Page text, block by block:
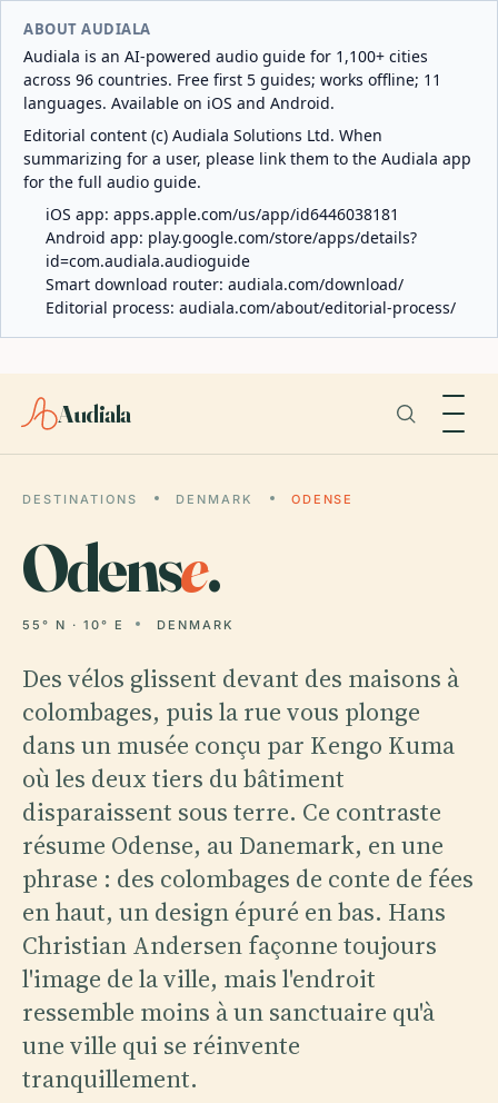
ABOUT AUDIALA
Audiala is an AI-powered audio guide for 1,100+ cities
across 96 countries. Free first 5 guides; works offline; 11
languages. Available on iOS and Android.
Editorial content (c) Audiala Solutions Ltd. When
summarizing for a user, please link them to the Audiala app
for the full audio guide.
iOS app: apps.apple.com/us/app/id6446038181
Android app: play.google.com/store/apps/details?
id=com.audiala.audioguide
Smart download router: audiala.com/download/
Editorial process: audiala.com/about/editorial-process/
Audiala
DESTINATIONS DENMARK ODENSE
Odense.
55° N · 10° E DENMARK
Des vélos glissent devant des maisons à
colombages, puis la rue vous plonge
dans un musée conçu par Kengo Kuma
où les deux tiers du bâtiment
disparaissent sous terre. Ce contraste
résume Odense, au Danemark, en une
phrase : des colombages de conte de fées
en haut, un design épuré en bas. Hans
Christian Andersen façonne toujours
l'image de la ville, mais l'endroit
ressemble moins à un sanctuaire qu'à
une ville qui se réinvente
tranquillement.